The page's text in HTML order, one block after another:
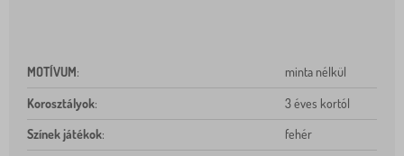
MOTÍVUM: minta nélkül
Korosztályok:
3 éves kortól
Színek játékok:
fehér